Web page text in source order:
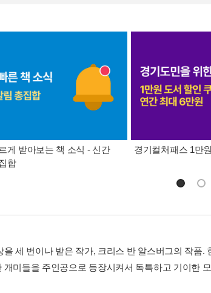
게 받아보는 책 소식 - 신간
합
경기컬처패스 1만
을 세 번이나 받은 작가, 크리스 반 알스버그의 작품
개미들을 주인공으로 등장시켜서 독특하고 기이한